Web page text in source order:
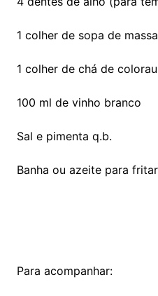
1 colher de sopa de
1 colher de chá de colorau
100 ml de vinho branco
Sal e pimenta q.b.
Banha ou azeite para fritar
Para acompanhar: